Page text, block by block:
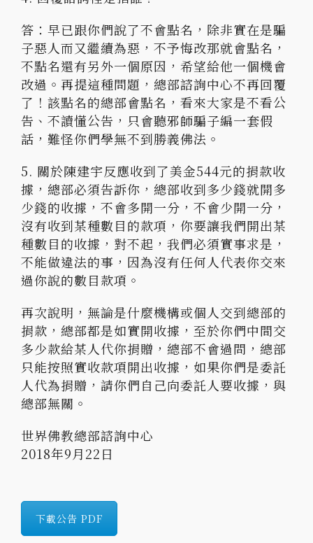
答：早已跟你們說了不會點名，除非實在是騙
子惡人而又繼續為惡，不予悔改那就會點名，
不點名還有另外一個原因，希望給他一個機會
改過。再提這種問題，總部諮詢中心不再回覆
了！該點名的總部會點名，看來大家是不看公
告、不讀懂公告，只會聽邪師騙子編一套假
話，難怪你們學無不到勝義佛法。
5. 關於陳建宇反應收到了美金544元的捐款收
據，總部必須告訴你，總部收到多少錢就開多
少錢的收據，不會多開一分，不會少開一分，
沒有收到某種數目的款項，你要讓我們開出某
種數目的收據，對不起，我們必須實事求是，
不能做違法的事，因為沒有任何人代表你交來
過你說的數目款項。
再次說明，無論是什麼機構或個人交到總部的
捐款，總部都是如實開收據，至於你們中間交
多少款給某人代你捐贈，總部不會過問，總部
只能按照實收款項開出收據，如果你們是委託
人代為捐贈，請你們自己向委託人要收據，與
總部無關。
世界佛教總部諮詢中心
2018年9月22日
下載公告 PDF